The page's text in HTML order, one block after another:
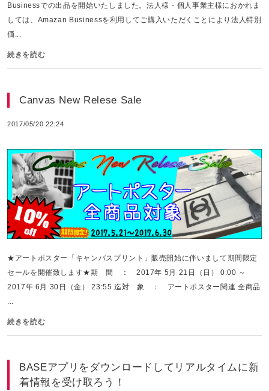
Businessでの出品を開始いたしました。法人様・個人事業主様におかれま
しては、Amazan Businessを利用してご購入いただくことにより法人特別
価...
続きを読む
Canvas New Relese Sale
2017/05/20 22:24
★アートポスター「キャンバスプリント」販売開始に伴いまして期間限定
セールを開催致します★期 間 ： 2017年 5月 21日（日） 0:00 ～
2017年 6月 30日（金） 23:55 迄対 象 ： アートポスター関連 全商品
...
続きを読む
BASEアプリをダウンロードしてリアルタイムに新
着情報を受け取ろう！